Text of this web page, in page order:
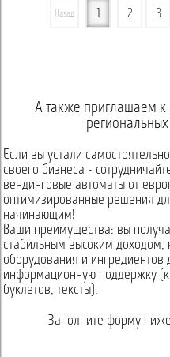
Назад 2 3
А также приглашаем к
Если вы устали
своего бизнеса -
вендинговые автоматы от
оптимизированные решения
начинающим!
Ваши преимущества: вы
стабильным высоким доходом,
оборудования и ингредиентов
информационную поддержку
буклетов, тексты).
Заполните форму